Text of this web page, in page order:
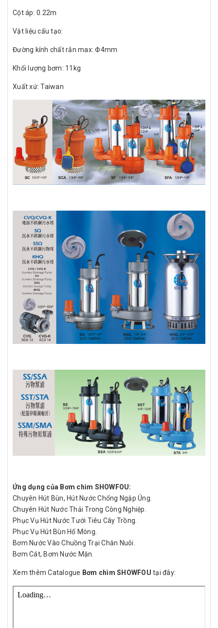
Cột áp: 0.22m
Vật liệu cấu tạo:
Đường kính chất rắn max: Ф4mm
Khối lượng bơm: 11kg
Xuất xứ: Taiwan
Ứng dụng của Bơm chìm SHOWFOU:
Chuyên Hút Bùn, Hút Nước Chống Ngập Úng.
Chuyên Hút Nước Thải Trong Công Nghiệp.
Phục Vụ Hút Nước Tưới Tiêu Cây Trồng.
Phục Vụ Hút Bùn Hố Móng.
Bơm Nước Vào Chuồng Trại Chăn Nuôi.
Bơm Cát, Bơm Nước Mặn.
Xem thêm Catalogue Bơm chìm SHOWFOU tại đây: